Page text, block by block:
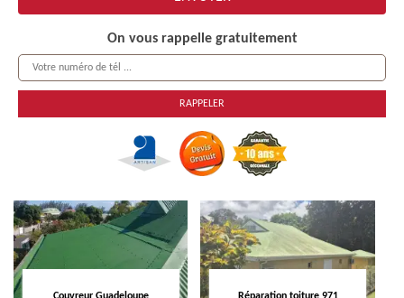
On vous rappelle gratuitement
Couvreur Guadeloupe Réparation toiture 971